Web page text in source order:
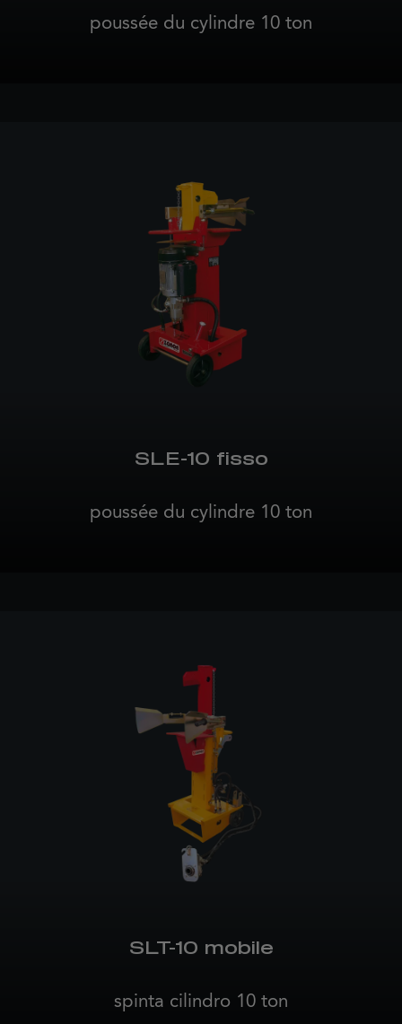
poussée du cylindre 10 ton
SLE-10 fisso
poussée du cylindre 10 ton
SLT-10 mobile
spinta cilindro 10 ton